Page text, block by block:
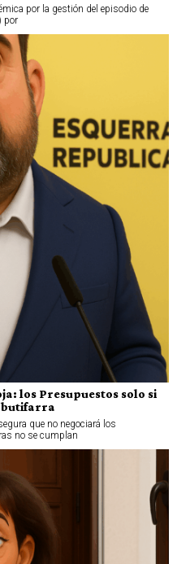
por la gestión del episodio de
por
los Presupuestos solo si
butifarra
que no negociará los
no se cumplan